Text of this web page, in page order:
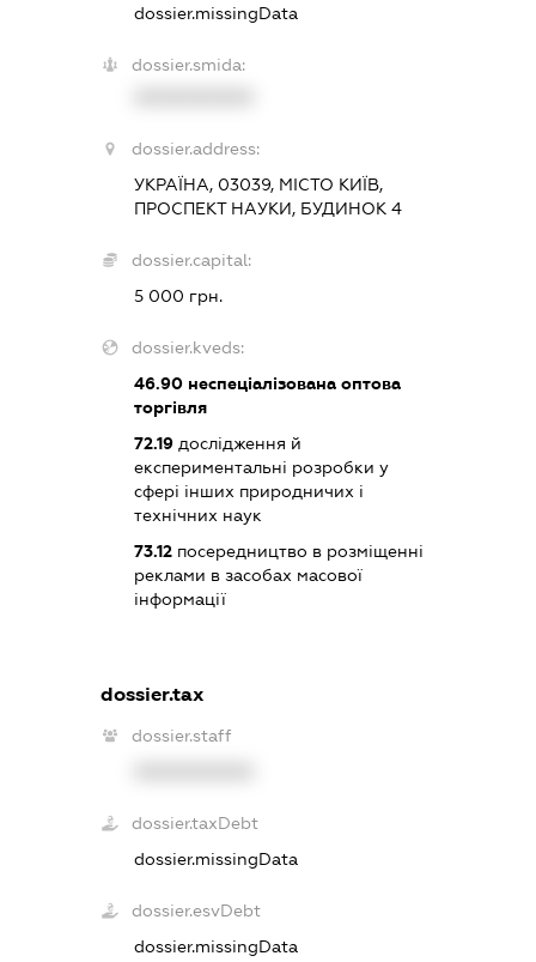
dossier.missingData
dossier.smida:
dossier.address:
УКРАЇНА, 03039, МІСТО КИЇВ,
ПРОСПЕКТ НАУКИ, БУДИНОК 4
dossier.capital:
5 000 грн.
dossier.kveds:
46.90 неспеціалізована оптова
торгівля
72.19 дослідження й
експериментальні розробки у
сфері інших природничих і
технічних наук
73.12 посередництво в розміщенні
реклами в засобах масової
інформації
dossier.tax
dossier.staff
dossier.taxDebt
dossier.missingData
dossier.esvDebt
dossier.missingData